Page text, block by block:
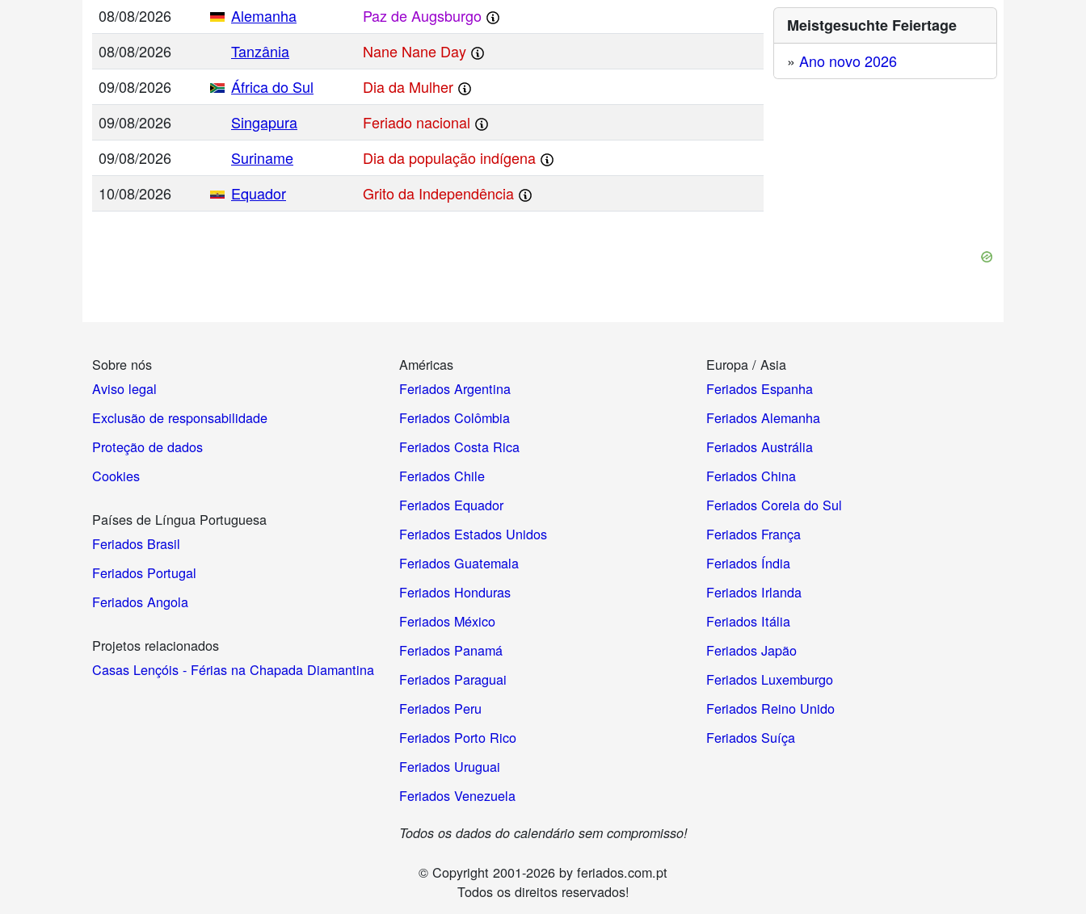
08/08/2026
Alemanha
Paz de Augsburgo
08/08/2026
Tanzânia
Nane Nane Day
09/08/2026
África do Sul
Dia da Mulher
09/08/2026
Singapura
Feriado nacional
09/08/2026
Suriname
Dia da população indígena
10/08/2026
Equador Grito da Independência
Meistgesuchte Feiertage
» Ano novo 2026
Sobre nós
Aviso legal
Exclusão de responsabilidade
Proteção de dados
Cookies
Países de Língua Portuguesa
Feriados Brasil
Feriados Portugal
Feriados Angola
Projetos relacionados
Casas Lençóis - Férias na Chapada Diamantina
Américas
Feriados Argentina
Feriados Colômbia
Feriados Costa Rica
Feriados Chile
Feriados Equador
Feriados Estados Unidos
Feriados Guatemala
Feriados Honduras
Feriados México
Feriados Panamá
Feriados Paraguai
Feriados Peru
Feriados Porto Rico
Feriados Uruguai
Feriados Venezuela
Europa / Asia
Feriados Espanha
Feriados Alemanha
Feriados Austrália
Feriados China
Feriados Coreia do Sul
Feriados França
Feriados Índia
Feriados Irlanda
Feriados Itália
Feriados Japão
Feriados Luxemburgo
Feriados Reino Unido
Feriados Suíça
Todos os dados do calendário sem compromisso!
© Copyright 2001-2026 by feriados.com.pt
Todos os direitos reservados!